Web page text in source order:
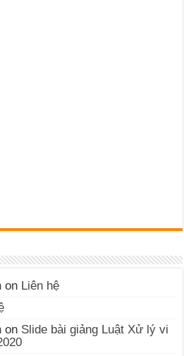
on Liên hệ
on Slide bài giảng Luật Xử lý vi